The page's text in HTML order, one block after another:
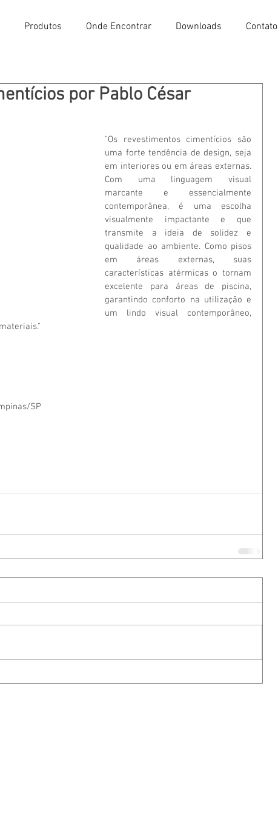
Produtos Onde Encontrar Downloads Contato
por Pablo César
"Os revestimentos cimentícios são
uma forte tendência de design, seja
em interiores ou em áreas externas.
Com uma linguagem visual
marcante e essencialmente
contemporânea, é uma escolha
visualmente impactante e que
transmite a ideia de solidez e
qualidade ao ambiente. Como pisos
em áreas externas, suas
características atérmicas o tornam
excelente para áreas de piscina,
garantindo conforto na utilização e
um lindo visual contemporâneo,
SP